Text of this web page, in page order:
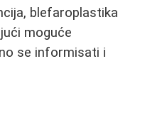
blefaroplastika
moguće
se informisati i